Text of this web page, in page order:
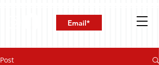
Post